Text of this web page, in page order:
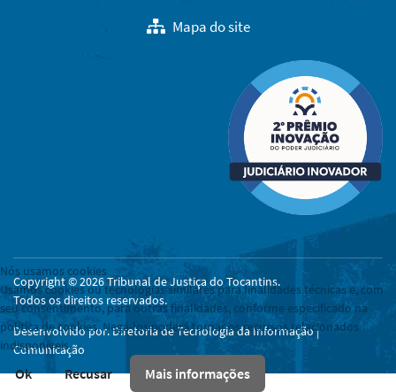
Mapa do site
Copyright © 2026 Tribunal de Justiça do Tocantins.
Todos os direitos reservados.
Desenvolvido por: Diretoria de Tecnologia da Informação |
Comunicação
Nós usamos cookies
Usamos cookies ou tecnologias similares para finalidades técnicas e, com
seu consentimento, para outras finalidades, conforme especificado na
política de cookies. Negá-los poderá tornar os recursos relacionados
indisponíveis.
Ok Recusar Mais informações